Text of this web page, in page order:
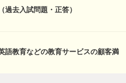
過去入試問題・正答）
語教育などの教育サービスの顧客満